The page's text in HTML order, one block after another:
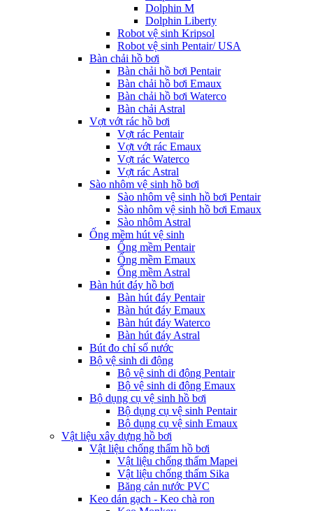
Dolphin M
Dolphin Liberty
Robot vệ sinh Kripsol
Robot vệ sinh Pentair/ USA
Bàn chải hồ bơi
Bàn chải hồ bơi Pentair
Bàn chải hồ bơi Emaux
Bàn chải hồ bơi Waterco
Bàn chải Astral
Vợt vớt rác hồ bơi
Vợt rác Pentair
Vợt vớt rác Emaux
Vợt rác Waterco
Vợt rác Astral
Sào nhôm vệ sinh hồ bơi
Sào nhôm vệ sinh hồ bơi Pentair
Sào nhôm vệ sinh hồ bơi Emaux
Sào nhôm Astral
Ống mềm hút vệ sinh
Ống mềm Pentair
Ống mềm Emaux
Ống mềm Astral
Bàn hút đáy hồ bơi
Bàn hút đáy Pentair
Bàn hút đáy Emaux
Bàn hút đáy Waterco
Bàn hút đáy Astral
Bút đo chỉ số nước
Bộ vệ sinh di động
Bộ vệ sinh di động Pentair
Bộ vệ sinh di động Emaux
Bộ dụng cụ vệ sinh hồ bơi
Bộ dụng cụ vệ sinh Pentair
Bộ dụng cụ vệ sinh Emaux
Vật liệu xây dựng hồ bơi
Vật liệu chống thấm hồ bơi
Vật liệu chống thấm Mapei
Vật liệu chống thấm Sika
Băng cản nước PVC
Keo dán gạch - Keo chà ron